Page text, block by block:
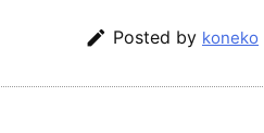
 Posted by koneko